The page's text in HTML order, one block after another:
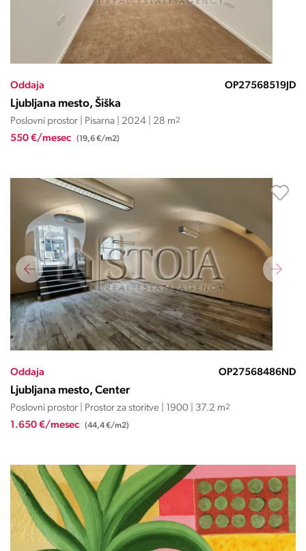
Oddaja OP27568519JD
Ljubljana mesto, Šiška
Poslovni prostor | Pisarna | 2024 | 28 m2
550 €/mesec (19,6 €/m2)
Oddaja OP27568486ND
Ljubljana mesto, Center
Poslovni prostor | Prostor za storitve | 1900 | 37.2 m2
1.650 €/mesec (44,4 €/m2)